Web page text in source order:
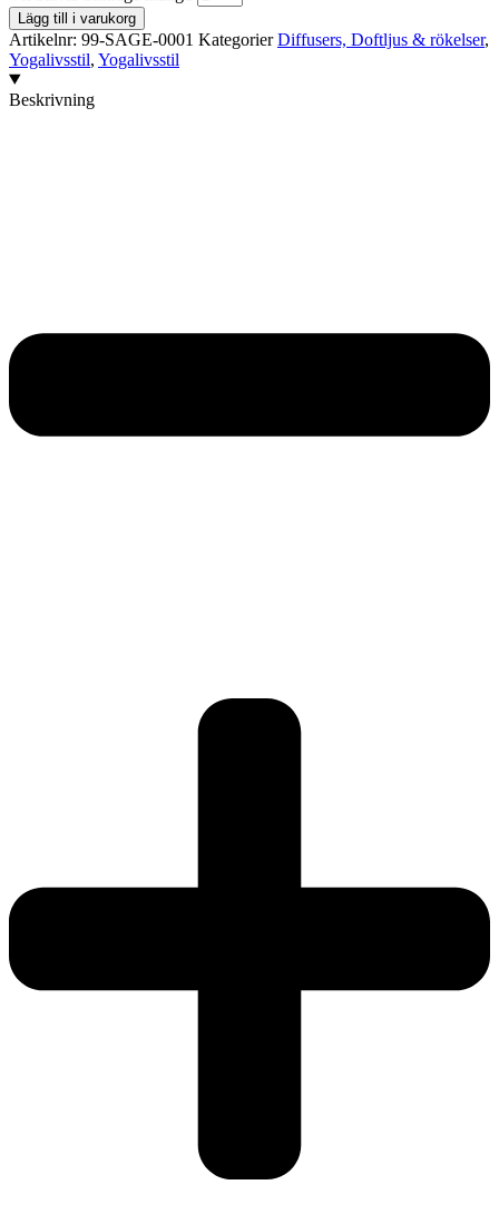
Lägg till i varukorg
Artikelnr: 99-SAGE-0001 Kategorier Diffusers, Doftljus & rökelser,
Yogalivsstil, Yogalivsstil
Beskrivning